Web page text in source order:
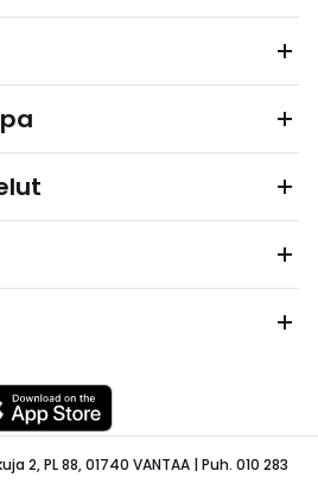
2, PL 88, 01740 VANTAA | Puh. 010 283